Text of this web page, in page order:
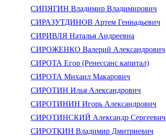
СИПЯГИН Владимир Владимирович
СИРАЗУТДИНОВ Артем Геннадьевич
СИРИВЛЯ Наталья Андреевна
СИРОЖЕНКО Валерий Александрович
СИРОТА Егор (Ренессанс капитал)
СИРОТА Михаил Макарович
СИРОТИН Илья Александрович
СИРОТИНИН Игорь Александрович
СИРОТИНСКИЙ Александр Сергеевич
СИРОТКИН Владимир Дмитриевич